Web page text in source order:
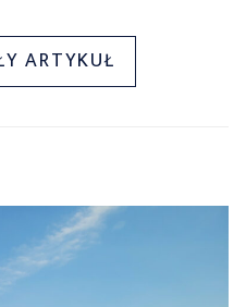
ARTYKUŁ
W
GRANICĄ?